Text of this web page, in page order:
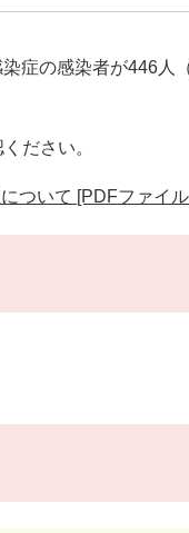
症の感染者が446人
ださい。
ついて [PDFファイ